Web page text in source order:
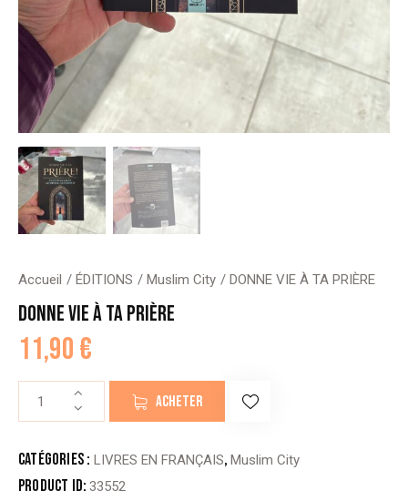
Accueil ÉDITIONS Muslim City DONNE VIE À TA PRIÈRE
DONNE VIE À TA PRIÈRE
11,90€
VIE
TA
ACHETER
Catégories : LIVRES EN FRANÇAIS,Muslim City
Product ID:33552